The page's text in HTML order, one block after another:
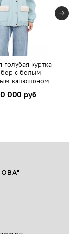
голубая куртка-
с белым
капюшоном
000 руб